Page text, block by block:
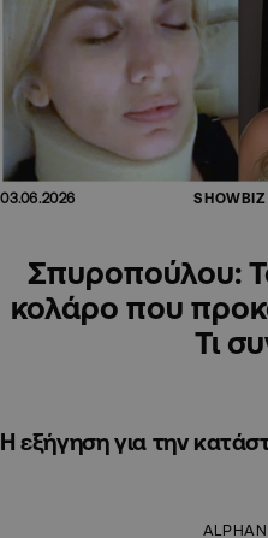
03.06.2026 SHOWBIZ
Σπυροπούλου:
κολάρο που
Τι
Η εξήγηση για την